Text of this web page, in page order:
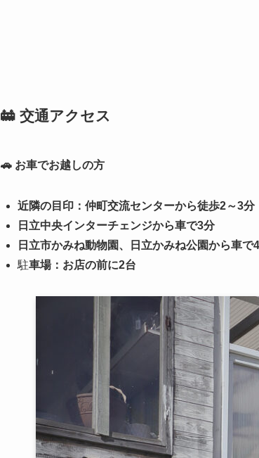
🚋 交通アクセス
🚗 お車でお越しの方
近隣の目印：仲町交流センターから徒歩2～3分
日立中央インターチェンジから車で3分
日立市かみね動物園、日立かみね公園から車で
駐車場：お店の前に2台